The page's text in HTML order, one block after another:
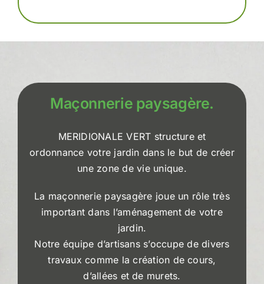
Maçonnerie paysagère.
MERIDIONALE VERT structure et
ordonnance votre jardin dans le but de créer
une zone de vie unique.
La maçonnerie paysagère joue un rôle très
important dans l’aménagement de votre
jardin.
Notre équipe d’artisans s’occupe de divers
travaux comme la création de cours,
d’allées et de murets.